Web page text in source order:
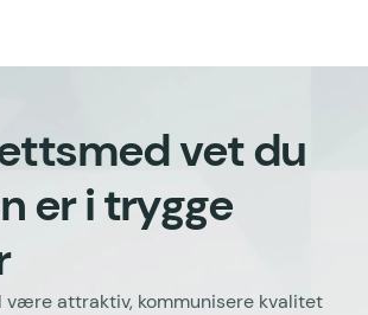
vet du
er i trygge
være attraktiv, kommunisere kvalitet